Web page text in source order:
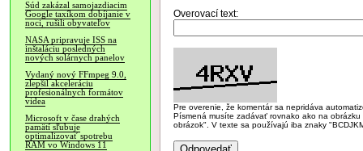
Súd zakázal samojazdiacim
Google taxíkom dobíjanie v
noci, rušili obyvateľov
NASA pripravuje ISS na
inštaláciu posledných
nových solárnych panelov
Vydaný nový FFmpeg 9.0,
zlepšil akceleráciu
profesionálnych formátov
videa
Microsoft v čase drahých
pamätí sľubuje
optimalizovať spotrebu
RAM vo Windows 11
Overovací text:
Pre overenie, že komentár sa nepridáva
Písmená musíte zadávať rovnako ako na
obrázok". V texte sa používajú iba znaky